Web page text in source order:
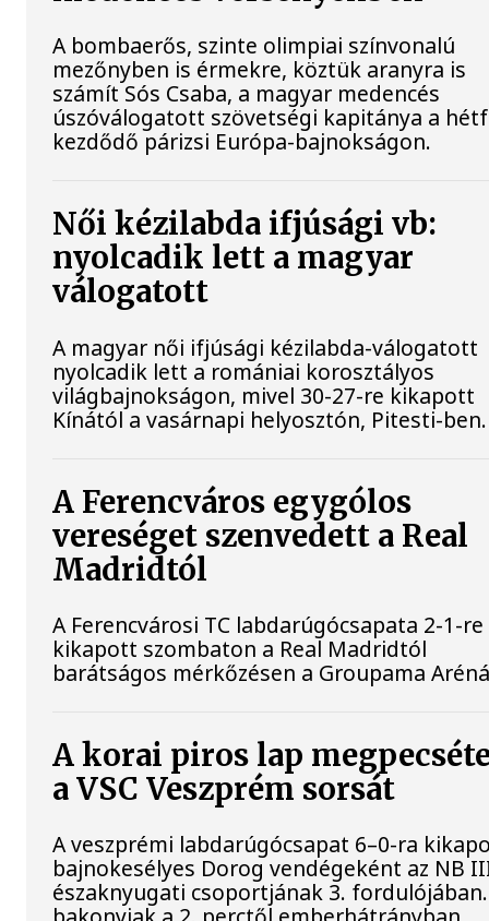
A bombaerős, szinte olimpiai színvonalú
mezőnyben is érmekre, köztük aranyra is
számít Sós Csaba, a magyar medencés
úszóválogatott szövetségi kapitánya a
kezdődő párizsi Európa-bajnokságon.
Női kézilabda ifjúsági vb:
nyolcadik lett a magyar
válogatott
A magyar női ifjúsági kézilabda-válogatott
nyolcadik lett a romániai korosztályos
világbajnokságon, mivel 30-27-re kikapott
Kínától a vasárnapi helyosztón, Pitesti-ben.
A Ferencváros egygólos
vereséget szenvedett a Real
Madridtól
A Ferencvárosi TC labdarúgócsapata 2-1-re
kikapott szombaton a Real Madridtól
barátságos mérkőzésen a Groupama
A korai piros lap
a VSC Veszprém sorsát
A veszprémi labdarúgócsapat 6–0-ra
bajnokesélyes Dorog vendégeként az NB
északnyugati csoportjának 3.